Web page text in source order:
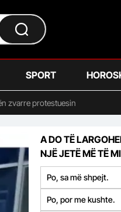
SPORT
zvarre protestuesin
A DO TË
NJË JETË MË TË
Po, sa më shpejt.
Po, por me kushte.